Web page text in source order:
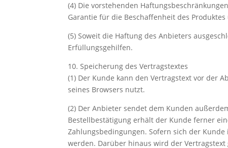
(4) Die vorstehenden
Garantie für die Beschaffenheit des
(5) Soweit die Haftung des Anbieters
Erfüllungsgehilfen.
10. Speicherung des Vertragstextes
(1) Der Kunde kann den Vertragstext vor der
seines Browsers nutzt.
(2) Der Anbieter sendet dem Kunden
Bestellbestätigung erhält der Kunde ferner
Zahlungsbedingungen. Sofern sich der
werden. Darüber hinaus wird der